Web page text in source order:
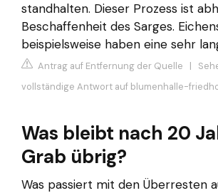
standhalten. Dieser Prozess ist
Beschaffenheit des Sarges.
beispielsweise haben eine sehr
Antrag auf Entfernung der Quelle |
vollständige Antwort auf blumenhalle-
Was bleibt nach 20
Grab übrig?
Was passiert mit den Überresten